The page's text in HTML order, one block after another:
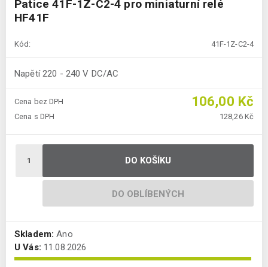
Patice 41F-1Z-C2-4 pro miniaturní relé
HF41F
Kód: 41F-1Z-C2-4
Napětí 220 - 240 V DC/AC
Cena bez DPH 106,00 Kč
Cena s DPH 128,26 Kč
DO KOŠÍKU
DO OBLÍBENÝCH
Skladem: Ano
U Vás: 11.08.2026